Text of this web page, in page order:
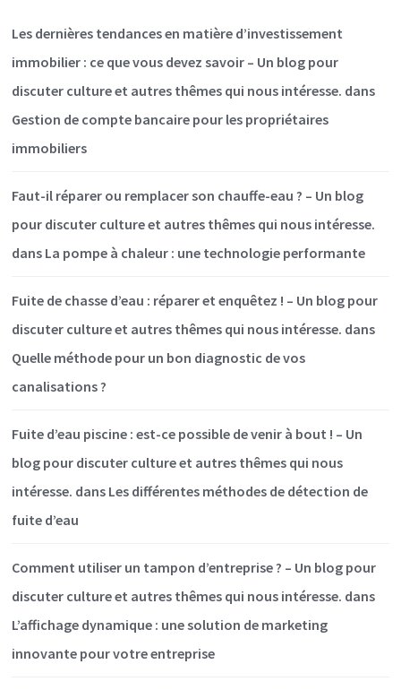
Les dernières tendances en matière d’investissement
immobilier : ce que vous devez savoir – Un blog pour
discuter culture et autres thêmes qui nous intéresse. dans
Gestion de compte bancaire pour les propriétaires
immobiliers
Faut-il réparer ou remplacer son chauffe-eau ? – Un blog
pour discuter culture et autres thêmes qui nous intéresse.
dans La pompe à chaleur : une technologie performante
Fuite de chasse d’eau : réparer et enquêtez ! – Un blog pour
discuter culture et autres thêmes qui nous intéresse. dans
Quelle méthode pour un bon diagnostic de vos
canalisations ?
Fuite d’eau piscine : est-ce possible de venir à bout ! – Un
blog pour discuter culture et autres thêmes qui nous
intéresse. dans Les différentes méthodes de détection de
fuite d’eau
Comment utiliser un tampon d’entreprise ? – Un blog pour
discuter culture et autres thêmes qui nous intéresse. dans
L’affichage dynamique : une solution de marketing
innovante pour votre entreprise